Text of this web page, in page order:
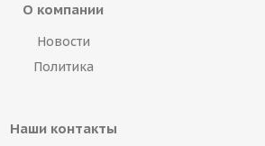
О компании
Новости
Политика
Наши контакты